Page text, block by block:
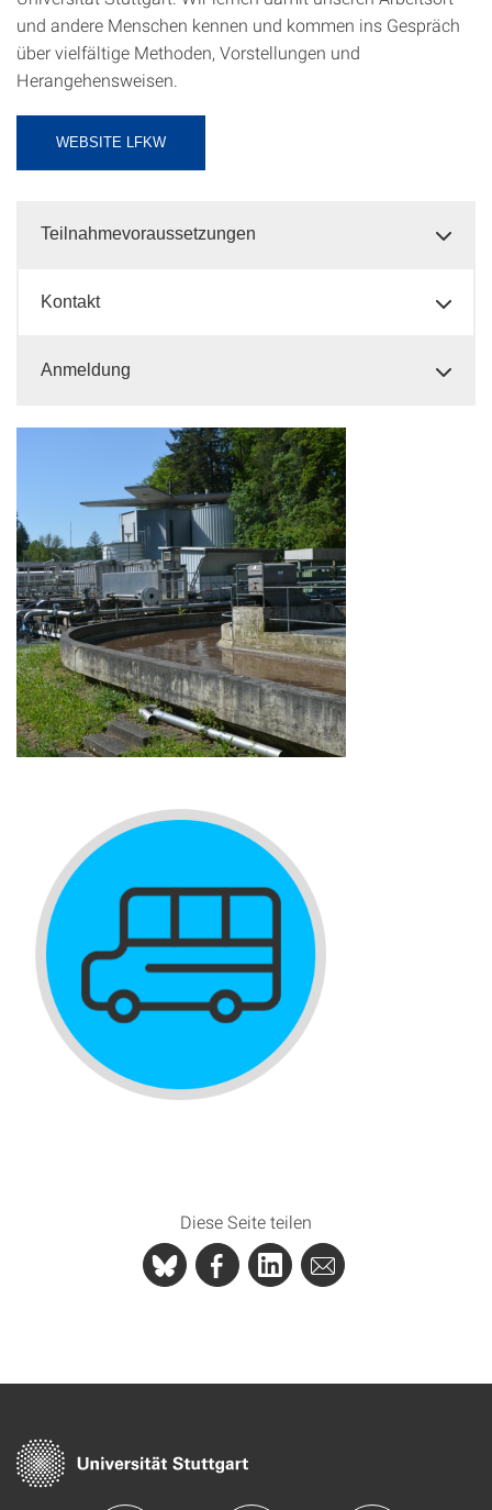
und andere Menschen kennen und kommen ins Gespräch
über vielfältige Methoden, Vorstellungen und
Herangehensweisen.
WEBSITE LFKW
Teilnahmevoraussetzungen
Kontakt
Anmeldung
Diese Seite teilen